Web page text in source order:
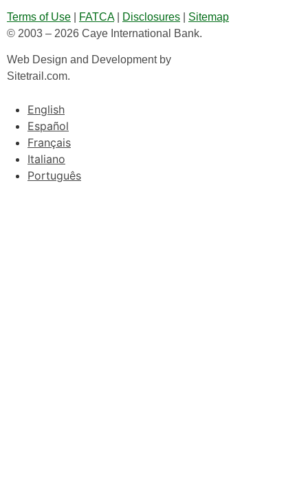
Terms of Use FATCA| Disclosures
Sitemap
© 2003 – 2026 Caye International Bank.
Web Design and Development by
Sitetrail.com.
English
Español
Français
Italiano
Português